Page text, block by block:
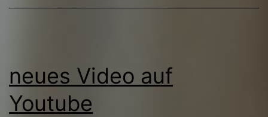
neues Video auf
Youtube